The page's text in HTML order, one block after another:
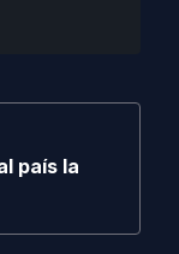
país la